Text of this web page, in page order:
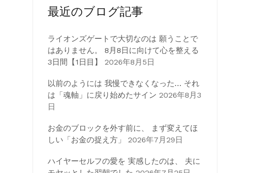
最近のブログ記事
ライオンズゲートで大切なのは 願うことで
はありません。 8月8日に向けて心を整える
3日間【1日目】
2026年8月5日
以前のようには 我慢できなくなった… それ
は「魂軸」に戻り始めたサイン 2026年8月3
日
お金のブロックを外す前に、 まず変えてほ
しい「お金の捉え方」
2026年7月29日
ハイヤーセルフの愛を 実感したのは、 夫に